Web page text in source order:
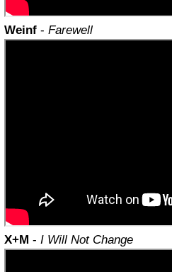
Weinf - Farewell
X+M - I Will Not Change